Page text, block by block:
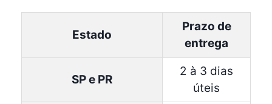
Estado
Prazo de
entrega
SP e PR
2 à 3 dias
úteis